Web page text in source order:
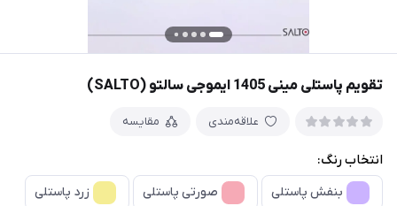
تقویم پاستلی مینی 1405 ایموجی سالتو (SALTO)
علاقه‌مندی مقایسه
انتخاب رنگ:
بنفش پاستلی صورتی پاستلی زرد پاستلی